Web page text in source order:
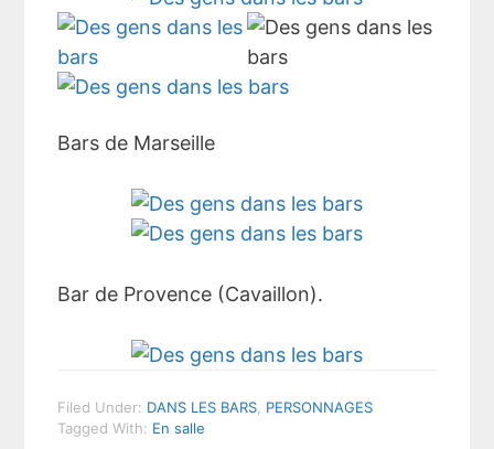
Bars de Marseille
Bar de Provence (Cavaillon).
Filed Under: DANS LES BARS PERSONNAGES
Tagged With: En salle